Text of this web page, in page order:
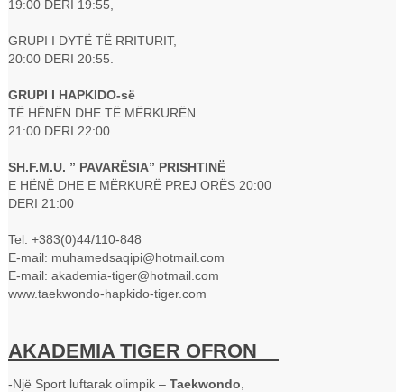
19:00 DERI 19:55,
GRUPI I DYTË TË RRITURIT,
20:00 DERI 20:55.
GRUPI I HAPKIDO-së
TË HËNËN DHE TË MËRKURËN
21:00 DERI 22:00
SH.F.M.U. ” PAVARËSIA” PRISHTINË
E HËNË DHE E MËRKURË PREJ ORËS 20:00
DERI 21:00
Tel: +383(0)44/110-848
E-mail: muhamedsaqipi@hotmail.com
E-mail: akademia-tiger@hotmail.com
www.taekwondo-hapkido-tiger.com
AKADEMIA TIGER OFRON
-Një Sport luftarak olimpik – Taekwondo